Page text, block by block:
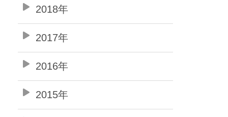
2018年
2017年
2016年
2015年